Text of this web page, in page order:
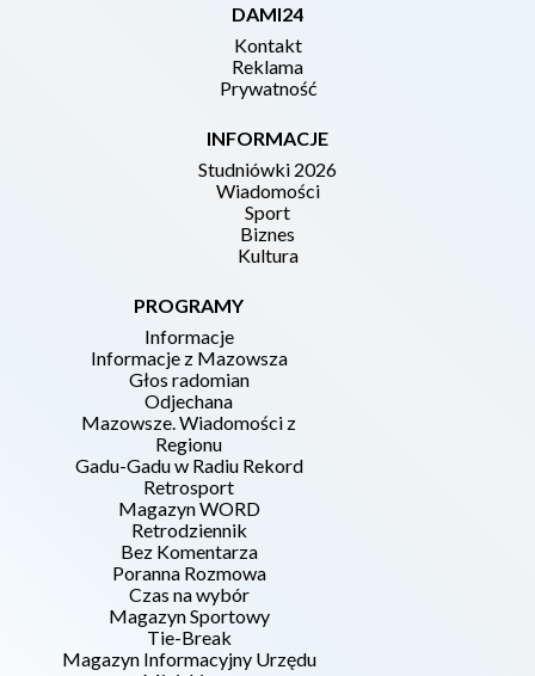
DAMI24
Kontakt
Reklama
Prywatność
INFORMACJE
Studniówki 2026
Wiadomości
Sport
Biznes
Kultura
PROGRAMY
Informacje
Informacje z Mazowsza
Głos radomian
Odjechana
Mazowsze. Wiadomości z
Regionu
Gadu-Gadu w Radiu Rekord
Retrosport
Magazyn WORD
Retrodziennik
Bez Komentarza
Poranna Rozmowa
Czas na wybór
Magazyn Sportowy
Tie-Break
Magazyn Informacyjny Urzędu